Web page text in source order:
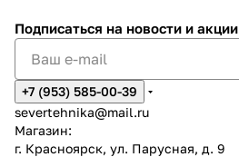
Подписаться на новости и акции
+7 (953) 585-00-39
severtehnika@mail.ru
Магазин:
г. Красноярск, ул. Парусная, д. 9